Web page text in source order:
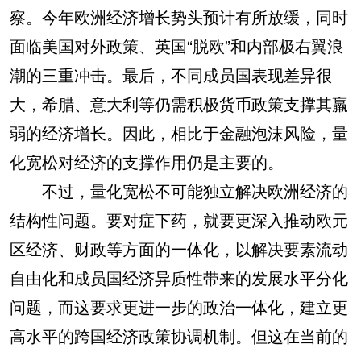
察。今年欧洲经济增长势头预计有所放缓，同时
面临美国对外政策、英国“脱欧”和内部极右翼浪
潮的三重冲击。最后，不同成员国表现差异很
大，希腊、意大利等仍需积极货币政策支撑其羸
弱的经济增长。因此，相比于金融泡沫风险，量
化宽松对经济的支撑作用仍是主要的。
不过，量化宽松不可能独立解决欧洲经济的
结构性问题。要对症下药，就要更深入推动欧元
区经济、财政等方面的一体化，以解决要素流动
自由化和成员国经济异质性带来的发展水平分化
问题，而这要求更进一步的政治一体化，建立更
高水平的跨国经济政策协调机制。但这在当前的